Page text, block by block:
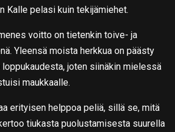
Kalle pelasi kuin tekijämiehet.
voitto on tietenkin toive- ja
Yleensä moista herkkua on päästy
joten siinäkin mielessä
maukkaalle.
erityisen helppoa peliä, sillä se, mitä
tiukasta puolustamisesta suurella